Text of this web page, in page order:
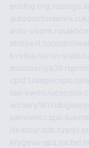
ecolog.org.ru
autodoctorservis.ru
avto-vozim.ru
stroyavt.ru
kvotka.ru iron-snab.ru
associaciya39.ru
cpt21.ru ispecspb.ru
tae-kwon.ru
archery161.ru
sarmiento.spb.su
iskatour.spb.ru
krygeva-spa.ru